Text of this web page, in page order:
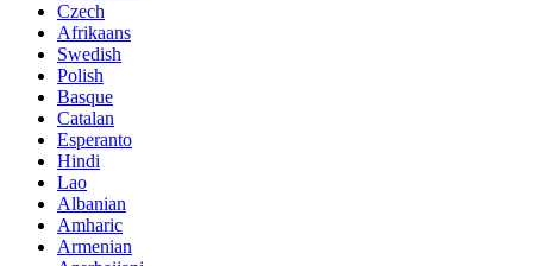
Czech
Afrikaans
Swedish
Polish
Basque
Catalan
Esperanto
Hindi
Lao
Albanian
Amharic
Armenian